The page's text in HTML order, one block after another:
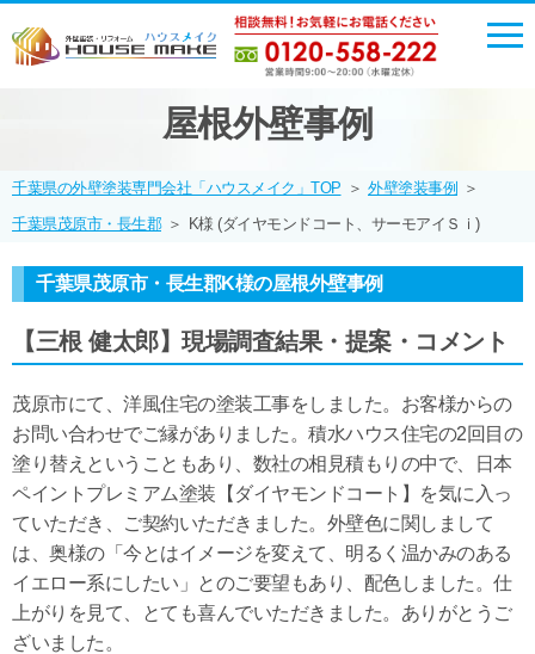
屋根外壁事例
千葉県の外壁塗装専門会社「ハウスメイク」TOP ＞ 外壁塗装事例
＞
千葉県茂原市・長生郡 ＞ K様 (ダイヤモンドコート、サーモアイＳｉ)
千葉県茂原市・長生郡K様の屋根外壁事例
【三根 健太郎】現場調査結果・提案・コメント
茂原市にて、洋風住宅の塗装工事をしました。お客様からの
お問い合わせでご縁がありました。積水ハウス住宅の2回目の
塗り替えということもあり、数社の相見積もりの中で、日本
ペイントプレミアム塗装【ダイヤモンドコート】を気に入っ
ていただき、ご契約いただきました。外壁色に関しまして
は、奥様の「今とはイメージを変えて、明るく温かみのある
イエロー系にしたい」とのご要望もあり、配色しました。仕
上がりを見て、とても喜んでいただきました。ありがとうご
ざいました。